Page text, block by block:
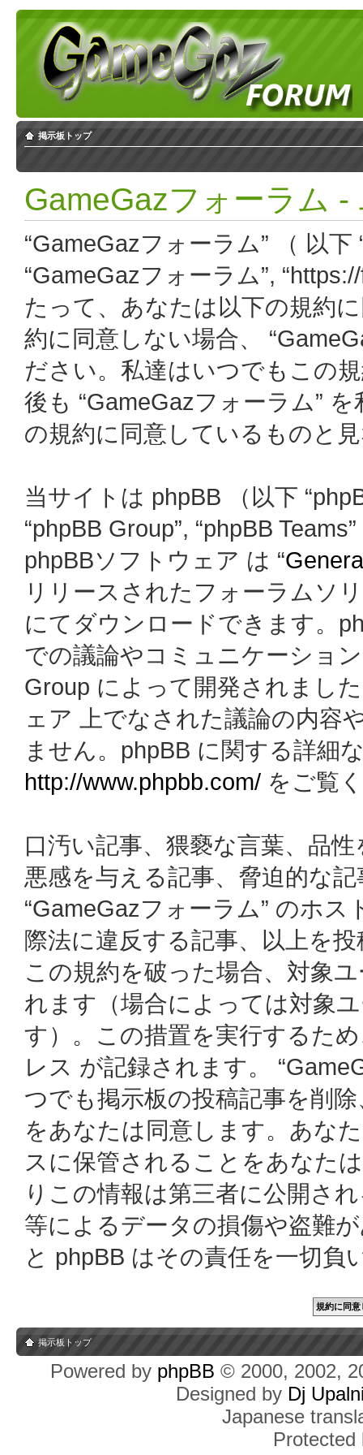
掲示板トップ
GameGazフォーラム -
“GameGazフォーラム” （ 以下
“GameGazフォーラム”,
たって、あなたは以下の規約
約に同意しない場合、
ださい。私達はいつでもこの
後も “GameGazフォーラム”
の規約に同意しているものと
当サイトは phpBB （以下
“phpBB Group”, “phpBB
phpBBソフトウェア は “
リリースされたフォーラムソ
にてダウンロードできます。
での議論やコミュニケーショ
Group によって開発されまし
ェア 上でなされた議論の内容
ません。phpBB に関する詳細
http://www.phpbb.com/ をご覧
口汚い記事、猥褻な言葉、品
悪感を与える記事、脅迫的な
“GameGazフォーラム” のホ
際法に違反する記事、以上を
この規約を破った場合、対象
れます（場合によっては対象
す）。この措置を実行するた
レス が記録されます。
つでも掲示板の投稿記事を削
をあなたは同意します。あな
スに保管されることをあなた
りこの情報は第三者に公開さ
等によるデータの損傷や盗難
と phpBB はその責任を一切負
掲示板トップ
Powered by phpBB © 2000, 2002,
Designed by Dj
Japanese